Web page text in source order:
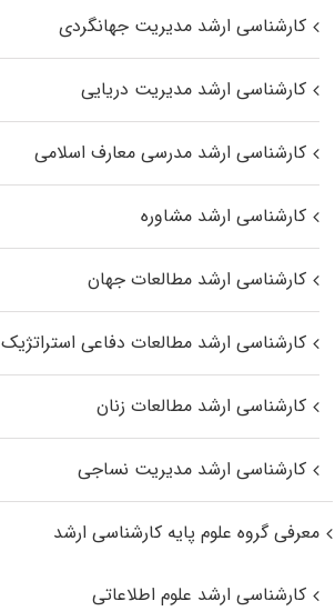
کارشناسی ارشد مدیریت جهانگردی
کارشناسی ارشد مدیریت دریایی
کارشناسی ارشد مدرسی معارف اسلامی
کارشناسی ارشد مشاوره
کارشناسی ارشد مطالعات جهان
کارشناسی ارشد مطالعات دفاعی استراتژیک
کارشناسی ارشد مطالعات زنان
کارشناسی ارشد مدیریت نساجی
معرفی گروه علوم پایه کارشناسی ارشد
کارشناسی ارشد علوم اطلاعاتی